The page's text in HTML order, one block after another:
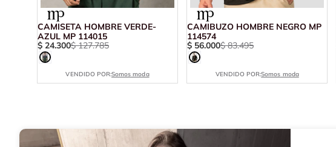
CAMISETA HOMBRE VERDE-
AZUL MP 114015
$ 24.300$ 127.785
VENDIDO POR:Somos moda
CAMIBUZO HOMBRE NEGRO MP
114574
$ 56.000$ 83.495
VENDIDO POR:Somos moda